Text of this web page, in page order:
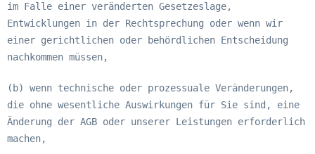
im Falle einer veränderten Gesetzeslage,
Entwicklungen in der Rechtsprechung oder wenn wir
einer gerichtlichen oder behördlichen Entscheidung
nachkommen müssen,
(b) wenn technische oder prozessuale Veränderungen,
die ohne wesentliche Auswirkungen für Sie sind, eine
Änderung der AGB oder unserer Leistungen erforderlich
machen,